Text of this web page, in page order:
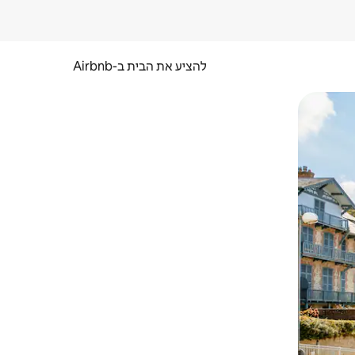
להציע את הבית ב-Airbnb